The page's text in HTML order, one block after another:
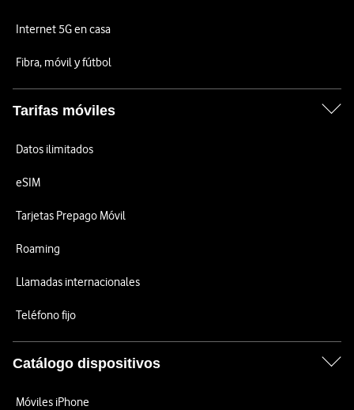
Internet 5G en casa
Fibra, móvil y fútbol
Tarifas móviles
Datos ilimitados
eSIM
Tarjetas Prepago Móvil
Roaming
Llamadas internacionales
Teléfono fijo
Catálogo dispositivos
Móviles iPhone